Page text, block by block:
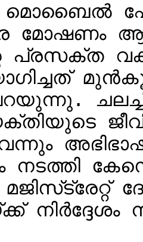
മൊബൈൽ
മോഷണം
പ്രസക്ത
എറണാകുളം